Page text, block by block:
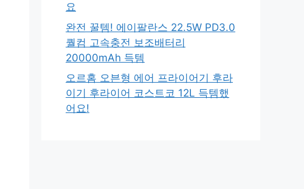
요
완전 꿀템! 에이팔란스 22.5W PD3.0
퀄컴 고속충전 보조배터리
20000mAh 득템
오르홈 오븐형 에어 프라이어기 후라
이기 후라이어 코스트코 12L 득템했
어요!